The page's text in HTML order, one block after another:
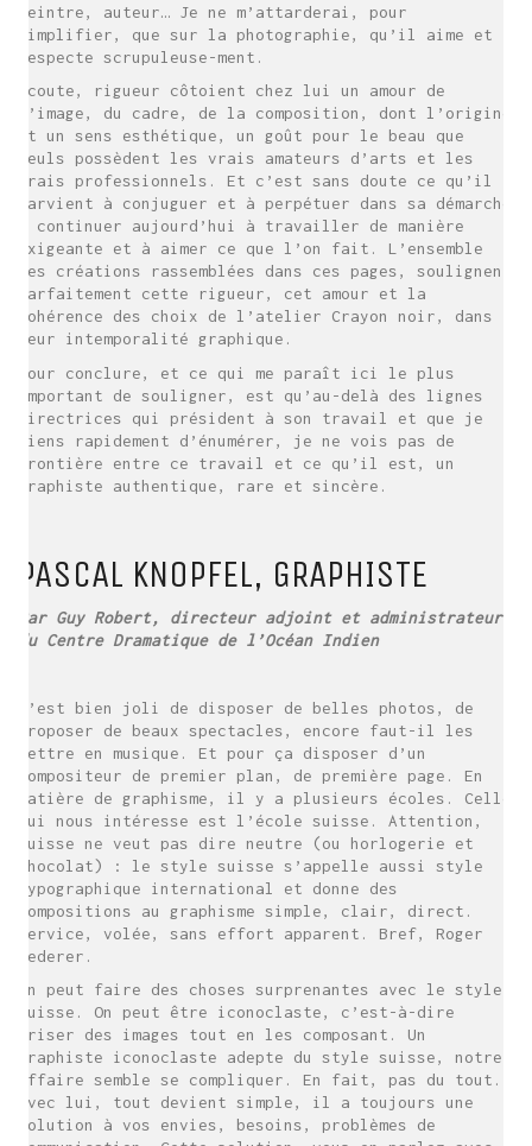
peintre, auteur… Je ne m’attarderai, pour
simplifier, que sur la photographie, qu’il aime et
respecte scrupuleuse-ment.
Ecoute, rigueur côtoient chez lui un amour de
l’image, du cadre, de la composition, dont l’origine
et un sens esthétique, un goût pour le beau que
seuls possèdent les vrais amateurs d’arts et les
vrais professionnels. Et c’est sans doute ce qu’il
parvient à conjuguer et à perpétuer dans sa démarche
: continuer aujourd’hui à travailler de manière
exigeante et à aimer ce que l’on fait. L’ensemble
des créations rassemblées dans ces pages, soulignent
parfaitement cette rigueur, cet amour et la
cohérence des choix de l’atelier Crayon noir, dans
leur intemporalité graphique.
Pour conclure, et ce qui me paraît ici le plus
important de souligner, est qu’au-delà des lignes
directrices qui président à son travail et que je
viens rapidement d’énumérer, je ne vois pas de
frontière entre ce travail et ce qu’il est, un
graphiste authentique, rare et sincère.
PASCAL KNOPFEL, GRAPHISTE
Par Guy Robert, directeur adjoint et administrateur
du Centre Dramatique de l’Océan Indien
C’est bien joli de disposer de belles photos, de
proposer de beaux spectacles, encore faut-il les
mettre en musique. Et pour ça disposer d’un
compositeur de premier plan, de première page. En
matière de graphisme, il y a plusieurs écoles. Celle
qui nous intéresse est l’école suisse. Attention,
suisse ne veut pas dire neutre (ou horlogerie et
chocolat) : le style suisse s’appelle aussi style
typographique international et donne des
compositions au graphisme simple, clair, direct.
Service, volée, sans effort apparent. Bref, Roger
Federer.
On peut faire des choses surprenantes avec le style
suisse. On peut être iconoclaste, c’est-à-dire
briser des images tout en les composant. Un
graphiste iconoclaste adepte du style suisse, notre
affaire semble se compliquer. En fait, pas du tout.
Avec lui, tout devient simple, il a toujours une
solution à vos envies, besoins, problèmes de